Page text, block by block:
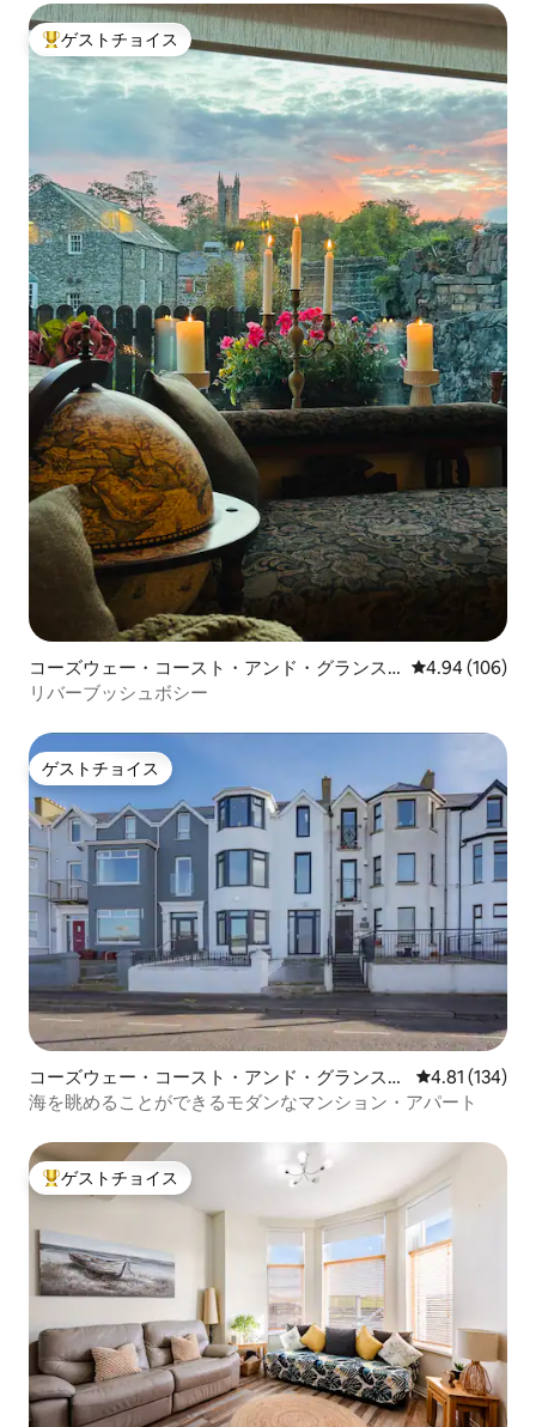
大好評のゲストチョイスです。
ゲストチョイス
コーズウェー・コースト・アンド・グランス
のコンドミニアム
レビュー106
4.94 (106)
リバーブッシュボシー
ゲストチョイス
ゲストチョイス
コーズウェー・コースト・アンド・グランスの
コンドミニアム
レビュー134
4.81 (134)
海を眺めることができるモダンなマンション・アパート
大好評のゲストチョイスです。
ゲストチョイス